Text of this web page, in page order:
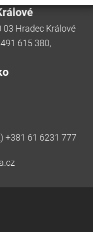
Hradec Králové
615 380,
+381 61 6231 777